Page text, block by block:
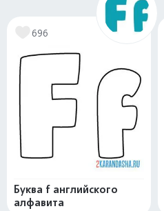
696
Буква f английского
алфавита